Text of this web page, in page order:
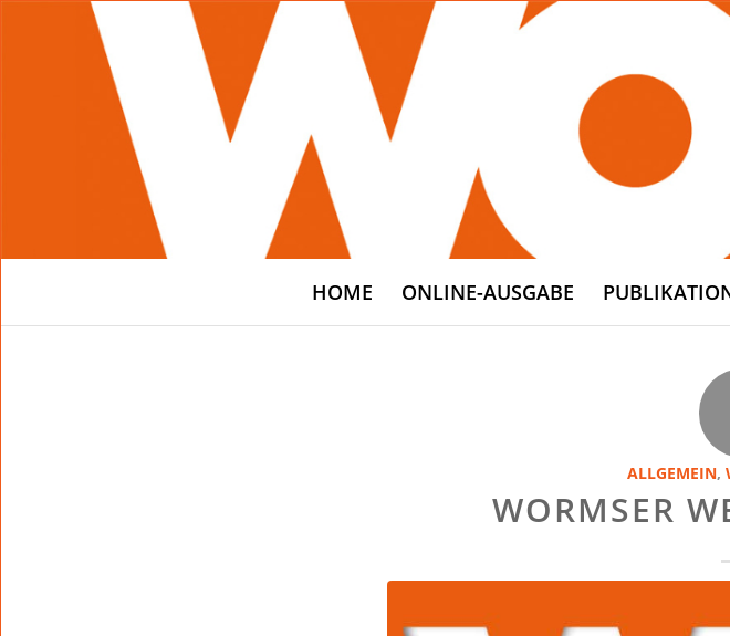
HOME ONLINE-AUSGABE
ALLGEMEIN,
WORMSER